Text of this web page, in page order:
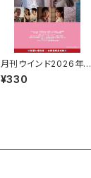
月刊ウインド2026年6
月号
¥330